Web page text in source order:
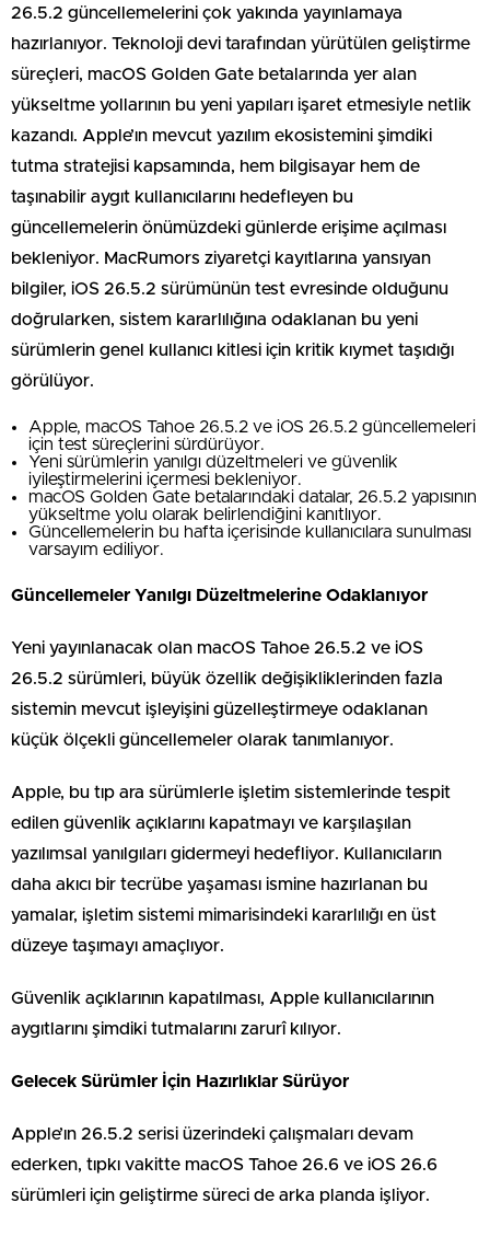
26.5.2 güncellemelerini çok yakında yayınlamaya
hazırlanıyor. Teknoloji devi tarafından yürütülen geliştirme
süreçleri, macOS Golden Gate betalarında yer alan
yükseltme yollarının bu yeni yapıları işaret etmesiyle netlik
kazandı. Apple’ın mevcut yazılım ekosistemini şimdiki
tutma stratejisi kapsamında, hem bilgisayar hem de
taşınabilir aygıt kullanıcılarını hedefleyen bu
güncellemelerin önümüzdeki günlerde erişime açılması
bekleniyor. MacRumors ziyaretçi kayıtlarına yansıyan
bilgiler, iOS 26.5.2 sürümünün test evresinde olduğunu
doğrularken, sistem kararlılığına odaklanan bu yeni
sürümlerin genel kullanıcı kitlesi için kritik kıymet taşıdığı
görülüyor.
Apple, macOS Tahoe 26.5.2 ve iOS 26.5.2 güncellemeleri
için test süreçlerini sürdürüyor.
Yeni sürümlerin yanılgı düzeltmeleri ve güvenlik
iyileştirmelerini içermesi bekleniyor.
macOS Golden Gate betalarındaki datalar, 26.5.2 yapısının
yükseltme yolu olarak belirlendiğini kanıtlıyor.
Güncellemelerin bu hafta içerisinde kullanıcılara sunulması
varsayım ediliyor.
Güncellemeler Yanılgı Düzeltmelerine Odaklanıyor
Yeni yayınlanacak olan macOS Tahoe 26.5.2 ve iOS
26.5.2 sürümleri, büyük özellik değişikliklerinden fazla
sistemin mevcut işleyişini güzelleştirmeye odaklanan
küçük ölçekli güncellemeler olarak tanımlanıyor.
Apple, bu tıp ara sürümlerle işletim sistemlerinde tespit
edilen güvenlik açıklarını kapatmayı ve karşılaşılan
yazılımsal yanılgıları gidermeyi hedefliyor. Kullanıcıların
daha akıcı bir tecrübe yaşaması ismine hazırlanan bu
yamalar, işletim sistemi mimarisindeki kararlılığı en üst
düzeye taşımayı amaçlıyor.
Güvenlik açıklarının kapatılması, Apple kullanıcılarının
aygıtlarını şimdiki tutmalarını zarurî kılıyor.
Gelecek Sürümler İçin Hazırlıklar Sürüyor
Apple’ın 26.5.2 serisi üzerindeki çalışmaları devam
ederken, tıpkı vakitte macOS Tahoe 26.6 ve iOS 26.6
sürümleri için geliştirme süreci de arka planda işliyor.